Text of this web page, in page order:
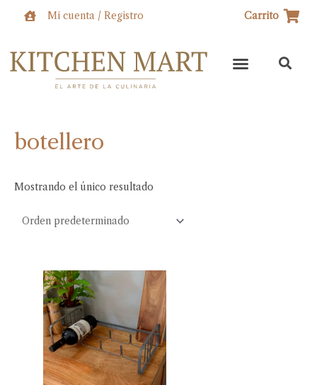
Mi cuenta / Registro Carrito
botellero
Mostrando el único resultado